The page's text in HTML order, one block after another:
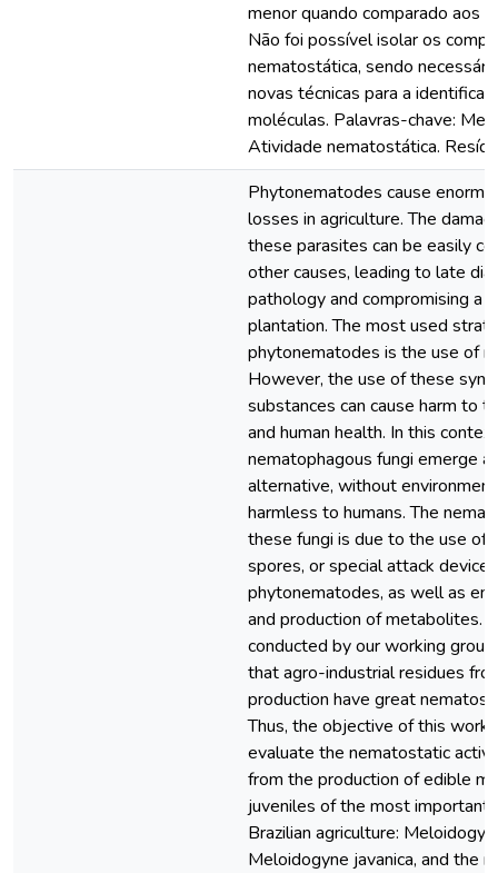
menor quando comparado aos
Não foi possível isolar os
nematostática, sendo
novas técnicas para a
moléculas. Palavras-chave:
Atividade nematostática.
Phytonematodes cause
losses in agriculture. The
these parasites can be easily
other causes, leading to late
pathology and compromising a
plantation. The most used
phytonematodes is the use of
However, the use of these
substances can cause harm to
and human health. In this
nematophagous fungi emerge
alternative, without
harmless to humans. The
these fungi is due to the use of
spores, or special attack
phytonematodes, as well as
and production of metabolites.
conducted by our working
that agro-industrial residues
production have great
Thus, the objective of this work
evaluate the nematostatic
from the production of edible
juveniles of the most important
Brazilian agriculture:
Meloidogyne javanica, and the